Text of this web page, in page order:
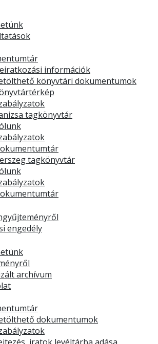
információk
könyvtári dokumentumok
tagkönyvtár
tagkönyvtár
engedély
archívum
dokumentumok